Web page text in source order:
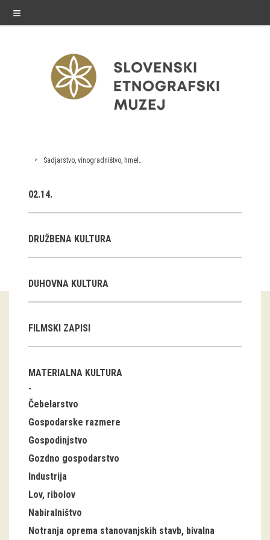
≡
exhibitions
Past exhibitions
Virtual tours
Group visits
education
publications
Etnolog
Books
DVD-s
Sadjarstvo, vinogradništvo, hmeljarstvo, oljkarstvo
02.14.
DRUŽBENA KULTURA
DUHOVNA KULTURA
FILMSKI ZAPISI
MATERIALNA KULTURA
Čebelarstvo
Gospodarske razmere
Gospodinjstvo
Gozdno gospodarstvo
Industrija
Lov, ribolov
Nabiralništvo
Notranja oprema stanovanjskih stavb, bivalna